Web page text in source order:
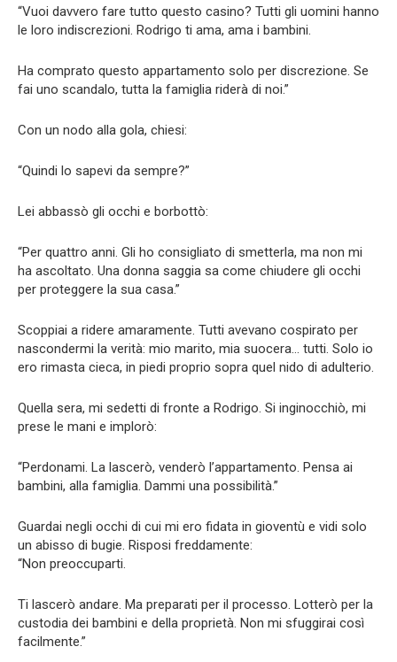
“Vuoi davvero fare tutto questo casino? Tutti gli uomini hanno
le loro indiscrezioni. Rodrigo ti ama, ama i bambini.
Ha comprato questo appartamento solo per discrezione. Se
fai uno scandalo, tutta la famiglia riderà di noi.”
Con un nodo alla gola, chiesi:
“Quindi lo sapevi da sempre?”
Lei abbassò gli occhi e borbottò:
“Per quattro anni. Gli ho consigliato di smetterla, ma non mi
ha ascoltato. Una donna saggia sa come chiudere gli occhi
per proteggere la sua casa.”
Scoppiai a ridere amaramente. Tutti avevano cospirato per
nascondermi la verità: mio marito, mia suocera… tutti. Solo io
ero rimasta cieca, in piedi proprio sopra quel nido di adulterio.
Quella sera, mi sedetti di fronte a Rodrigo. Si inginocchiò, mi
prese le mani e implorò:
“Perdonami. La lascerò, venderò l’appartamento. Pensa ai
bambini, alla famiglia. Dammi una possibilità.”
Guardai negli occhi di cui mi ero fidata in gioventù e vidi solo
un abisso di bugie. Risposi freddamente:
“Non preoccuparti.
Ti lascerò andare. Ma preparati per il processo. Lotterò per la
custodia dei bambini e della proprietà. Non mi sfuggirai così
facilmente.”